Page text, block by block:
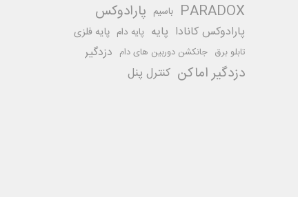
PARADOX باسیم پارادوکس
پارادوکس کانادا پایه پایه دام پایه فلزی
تابلو برق جانکشن دوربین های دام دزدگیر
دزدگیر اماکن کنترل پنل